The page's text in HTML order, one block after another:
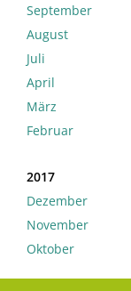
September
August
Juli
April
März
Februar
2017
Dezember
November
Oktober